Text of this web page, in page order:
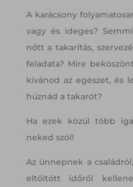
A karácsony
vagy és ideges?
nőtt a takarítás,
feladata? Mire
kívánod az egészet, és
húznád a takarót?
Ha ezek közül több
neked szól!
Az ünnepnek a
eltöltött időről